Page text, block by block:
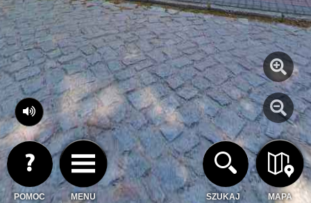
MENU MAPA
POMOC SZUKAJ